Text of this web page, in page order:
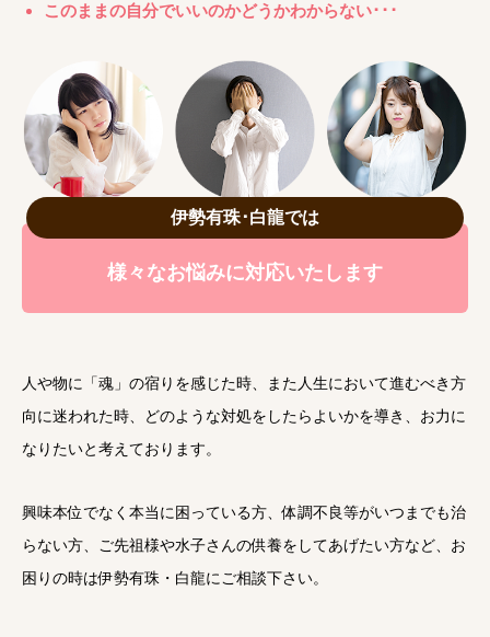
このままの自分でいいのかどうかわからない･･･
伊勢有珠･白龍では
様々なお悩みに対応いたします
人や物に「魂」の宿りを感じた時、また人生において進むべき方
向に迷われた時、どのような対処をしたらよいかを導き、お力に
なりたいと考えております。
興味本位でなく本当に困っている方、体調不良等がいつまでも治
らない方、ご先祖様や水子さんの供養をしてあげたい方など、お
困りの時は伊勢有珠・白龍にご相談下さい。